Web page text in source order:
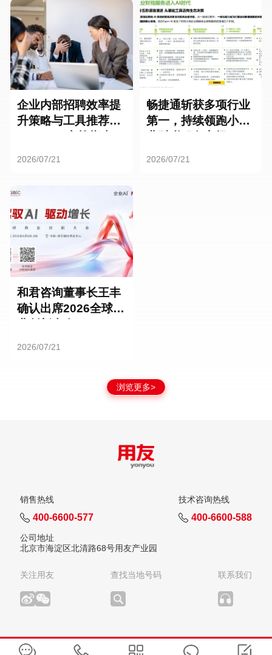
企业内部招聘效率提
升策略与工具推荐：
2026/07/21
畅捷通斩获多项行业
第一，持续领跑小微
2026/07/21
和君咨询董事长王丰
确认出席2026全球商
2026/07/21
浏览更多>
销售热线
400-6600-577
技术咨询热线
400-6600-588
公司地址
北京市海淀区北清路68号用友产业园
关注用友 查找当地号码 联系我们
版权所有：用友网络科技股份有限公司